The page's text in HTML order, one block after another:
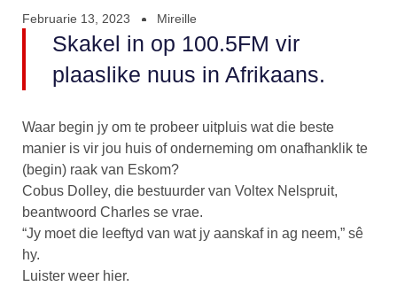
Februarie 13, 2023 Mireille
Skakel in op 100.5FM vir
plaaslike nuus in Afrikaans.
Waar begin jy om te probeer uitpluis wat die beste
manier is vir jou huis of onderneming om onafhanklik te
(begin) raak van Eskom?
Cobus Dolley, die bestuurder van Voltex Nelspruit,
beantwoord Charles se vrae.
“Jy moet die leeftyd van wat jy aanskaf in ag neem,” sê
hy.
Luister weer hier.